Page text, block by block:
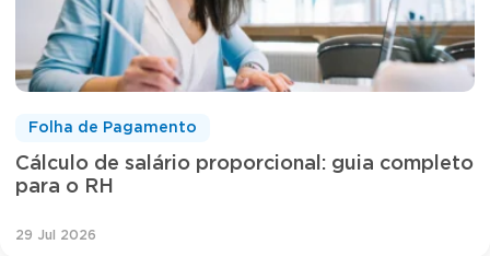
Cálculo de salário proporcional: guia completo
para o RH
Folha de Pagamento
29 Jul 2026